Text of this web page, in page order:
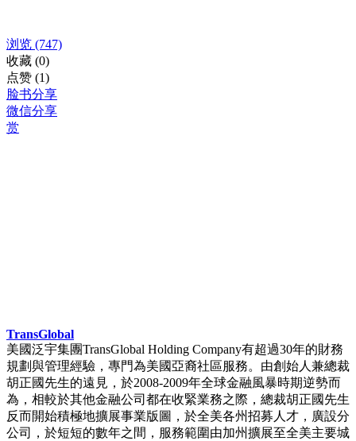
浏览 (747)
收藏 (0)
点赞 (1)
脸书分享
微信分享
赏
TransGlobal
美國泛宇集團TransGlobal Holding Company有超過30年的財務
規劃與管理經驗，專門為美國亞裔社區服務。由創始人兼總裁
胡正國先生的遠見，於2008-2009年全球金融風暴時期逆勢而
為，相較於其他金融公司都在收緊業務之際，總裁胡正國先生
反而開始積極地擴展事業版圖，於全美各州招募人才，廣設分
公司，於短短的數年之間，服務範圍由加州擴展至全美主要城